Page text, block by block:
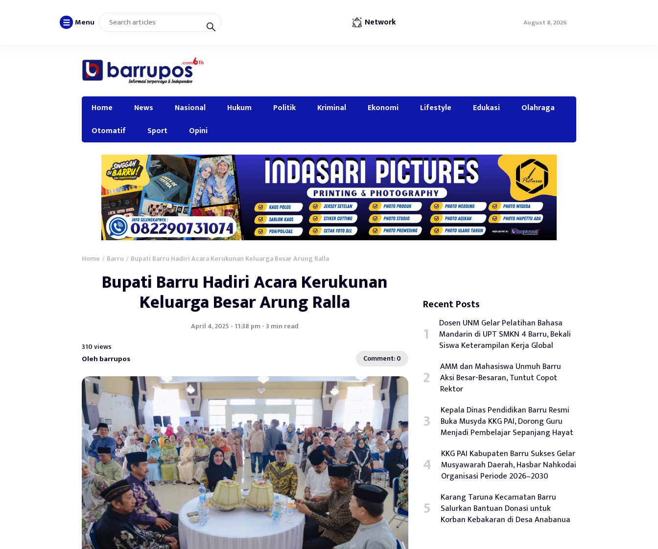
Menu Network August 8, 2026
Home News Nasional Hukum Politik Kriminal Ekonomi Lifestyle Edukasi
Olahraga
Otomatif
Sport Opini
Home / Barru / Bupati Barru Hadiri Acara Kerukunan Keluarga Besar Arung Ralla
Bupati Barru Hadiri Acara Kerukunan
Keluarga Besar Arung Ralla
April 4, 2025 - 11:38 pm - 3 min read
310 views
Oleh barrupos Comment: 0
Recent Posts
Dosen UNM Gelar Pelatihan Bahasa
Mandarin di UPT SMKN 4 Barru, Bekali
Siswa Keterampilan Kerja Global
AMM dan Mahasiswa Unmuh Barru
Aksi Besar-Besaran, Tuntut Copot
Rektor
Kepala Dinas Pendidikan Barru Resmi
Buka Musyda KKG PAI, Dorong Guru
Menjadi Pembelajar Sepanjang Hayat
KKG PAI Kabupaten Barru Sukses Gelar
Musyawarah Daerah, Hasbar Nahkodai
Organisasi Periode 2026–2030
Karang Taruna Kecamatan Barru
Salurkan Bantuan Donasi untuk
Korban Kebakaran di Desa Anabanua